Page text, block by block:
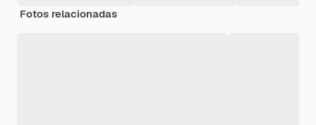
Fotos relacionadas